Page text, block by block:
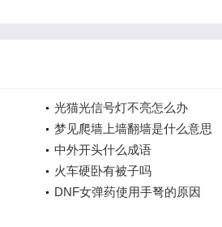
光猫光信号灯不亮怎么办
梦见爬墙上墙翻墙是什么意思
中外开头什么成语
火车硬卧有被子吗
DNF女弹药使用手弩的原因